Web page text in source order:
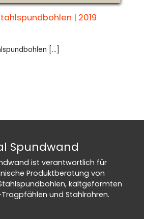
| 2019
[...]
Spundwand
ist verantwortlich für
Produktberatung von
kaltgeformten
und Stahlrohren.